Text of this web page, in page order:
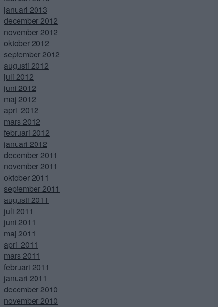
januari 2013
december 2012
november 2012
oktober 2012
september 2012
augusti 2012
juli 2012
juni 2012
maj 2012
april 2012
mars 2012
februari 2012
januari 2012
december 2011
november 2011
oktober 2011
september 2011
augusti 2011
juli 2011
juni 2011
maj 2011
april 2011
mars 2011
februari 2011
januari 2011
december 2010
november 2010